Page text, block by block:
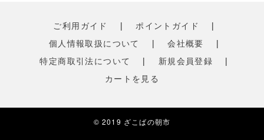
ご利用ガイド | ポイントガイド
|
個人情報取扱について
| 会社概要
|
特定商取引法について
| 新規会員登録
|
カートを見る
© 2019 ざこばの朝市